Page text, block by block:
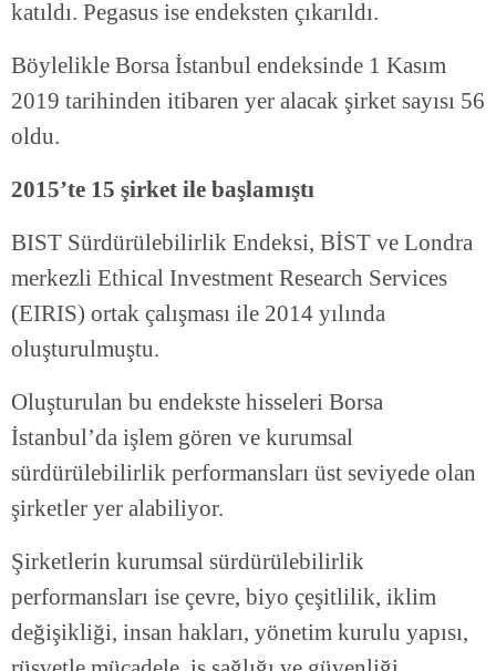
katıldı. Pegasus ise endeksten çıkarıldı.
Böylelikle Borsa İstanbul endeksinde 1 Kasım
2019 tarihinden itibaren yer alacak şirket sayısı 56
oldu.
2015’te 15 şirket ile başlamıştı
BIST Sürdürülebilirlik Endeksi, BİST ve Londra
merkezli Ethical Investment Research Services
(EIRIS) ortak çalışması ile 2014 yılında
oluşturulmuştu.
Oluşturulan bu endekste hisseleri Borsa
İstanbul’da işlem gören ve kurumsal
sürdürülebilirlik performansları üst seviyede olan
şirketler yer alabiliyor.
Şirketlerin kurumsal sürdürülebilirlik
performansları ise çevre, biyo çeşitlilik, iklim
değişikliği, insan hakları, yönetim kurulu yapısı,